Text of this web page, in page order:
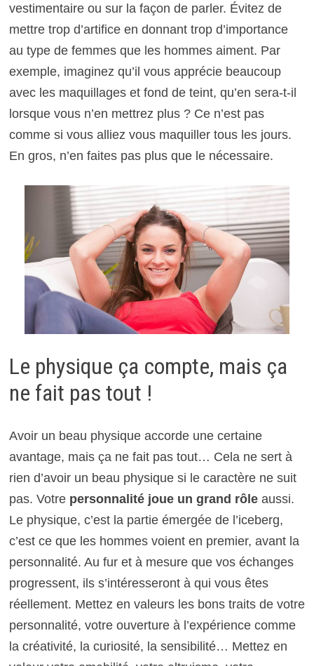
vestimentaire ou sur la façon de parler. Évitez de
mettre trop d’artifice en donnant trop d’importance
au type de femmes que les hommes aiment. Par
exemple, imaginez qu’il vous apprécie beaucoup
avec les maquillages et fond de teint, qu’en sera-t-il
lorsque vous n’en mettrez plus ? Ce n’est pas
comme si vous alliez vous maquiller tous les jours.
En gros, n’en faites pas plus que le nécessaire.
Le physique ça compte, mais ça
ne fait pas tout !
Avoir un beau physique accorde une certaine
avantage, mais ça ne fait pas tout… Cela ne sert à
rien d’avoir un beau physique si le caractère ne suit
pas. Votre personnalité joue un grand rôleaussi.
Le physique, c’est la partie émergée de l’iceberg,
c’est ce que les hommes voient en premier, avant la
personnalité. Au fur et à mesure que vos échanges
progressent, ils s’intéresseront à qui vous êtes
réellement. Mettez en valeurs les bons traits de votre
personnalité, votre ouverture à l’expérience comme
la créativité, la curiosité, la sensibilité… Mettez en